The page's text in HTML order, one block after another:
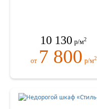
10 130 р/м2
от 7 800 р/м2